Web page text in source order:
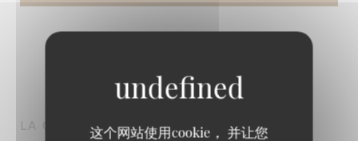
这个网站使用cookie， 并让您
LA COUPOLE PARIS